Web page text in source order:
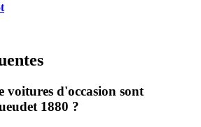
voitures d'occasion sont
1880 ?